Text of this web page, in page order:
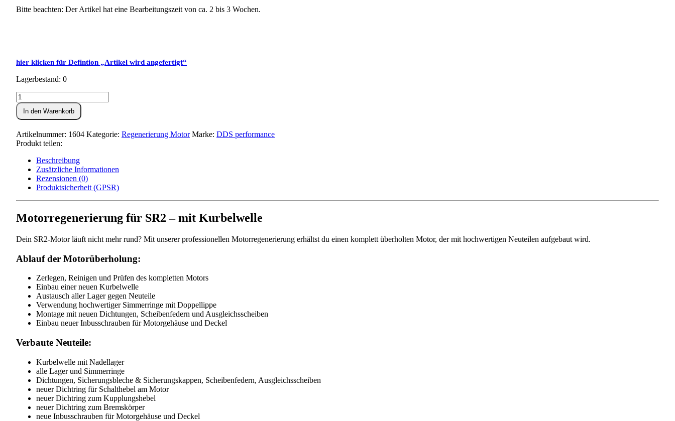
Bitte beachten: Der Artikel hat eine Bearbeitungszeit von ca. 2 bis 3 Wochen.
hier klicken für Defintion „Artikel wird angefertigt“
Lagerbestand: 0
Motorregenerierung
SR2
-
mit
Kurbelwelle
Menge
In den Warenkorb
Artikelnummer: 1604 Kategorie: Regenerierung Motor Marke: DDS performance
Produkt teilen:
Beschreibung
Zusätzliche Informationen
Rezensionen (0)
Produktsicherheit (GPSR)
Motorregenerierung für SR2 – mit Kurbelwelle
Dein SR2-Motor läuft nicht mehr rund? Mit unserer professionellen Motorregenerierung erhältst du einen komplett überholten Motor, der mit hochwertigen Neuteilen aufgebaut wird.
Ablauf der Motorüberholung:
Zerlegen, Reinigen und Prüfen des kompletten Motors
Einbau einer neuen Kurbelwelle
Austausch aller Lager gegen Neuteile
Verwendung hochwertiger Simmerringe mit Doppellippe
Montage mit neuen Dichtungen, Scheibenfedern und Ausgleichsscheiben
Einbau neuer Inbusschrauben für Motorgehäuse und Deckel
Verbaute Neuteile:
Kurbelwelle mit Nadellager
alle Lager und Simmerringe
Dichtungen, Sicherungsbleche & Sicherungskappen, Scheibenfedern, Ausgleichsscheiben
neuer Dichtring für Schalthebel am Motor
neuer Dichtring zum Kupplungshebel
neuer Dichtring zum Bremskörper
neue Inbusschrauben für Motorgehäuse und Deckel